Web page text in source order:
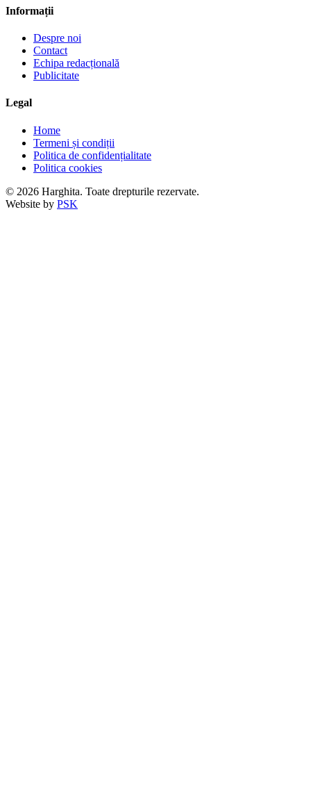
Informații
Despre noi
Contact
Echipa redacțională
Publicitate
Legal
Home
Termeni și condiții
Politica de confidențialitate
Politica cookies
© 2026 Harghita. Toate drepturile rezervate.
Website by PSK